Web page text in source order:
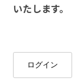
いたします。
ログイン